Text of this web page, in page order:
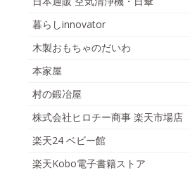
暮らしinnovator
木製おもちゃのだいわ
本家屋
村の鍛冶屋
株式会社ヒロチー商事 楽天市場店
楽天24 ベビー館
楽天Kobo電子書籍ストア